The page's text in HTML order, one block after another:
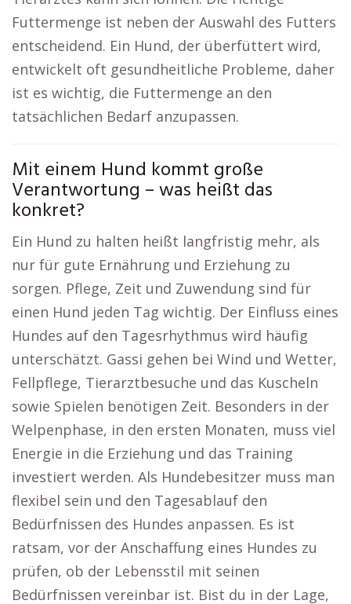
Futtermenge ist neben der Auswahl des Futters
entscheidend. Ein Hund, der überfüttert wird,
entwickelt oft gesundheitliche Probleme, daher
ist es wichtig, die Futtermenge an den
tatsächlichen Bedarf anzupassen.
Mit einem Hund kommt große
Verantwortung – was heißt das
konkret?
Ein Hund zu halten heißt langfristig mehr, als
nur für gute Ernährung und Erziehung zu
sorgen. Pflege, Zeit und Zuwendung sind für
einen Hund jeden Tag wichtig. Der Einfluss eines
Hundes auf den Tagesrhythmus wird häufig
unterschätzt. Gassi gehen bei Wind und Wetter,
Fellpflege, Tierarztbesuche und das Kuscheln
sowie Spielen benötigen Zeit. Besonders in der
Welpenphase, in den ersten Monaten, muss viel
Energie in die Erziehung und das Training
investiert werden. Als Hundebesitzer muss man
flexibel sein und den Tagesablauf den
Bedürfnissen des Hundes anpassen. Es ist
ratsam, vor der Anschaffung eines Hundes zu
prüfen, ob der Lebensstil mit seinen
Bedürfnissen vereinbar ist. Bist du in der Lage,